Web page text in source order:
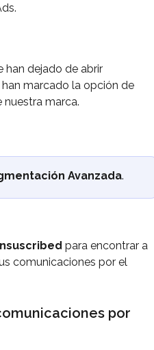
han dejado de abrir
marcado la opción de
marca.
Avanzada.
para encontrar a
comunicaciones por el
por